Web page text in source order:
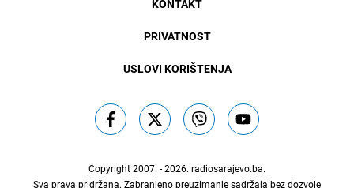
KONTAKT
PRIVATNOST
USLOVI KORIŠTENJA
Copyright 2007. - 2026. radiosarajevo.ba.
Sva prava pridržana. Zabranjeno preuzimanje sadržaja bez dozvole